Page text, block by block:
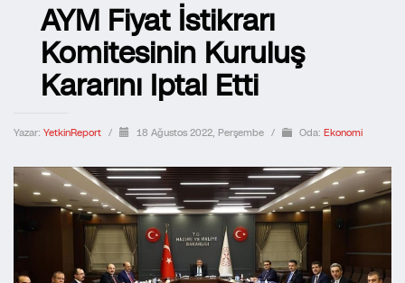
AYM Fiyat İstikrarı
Komitesinin Kuruluş
Kararını Iptal Etti
Yazar: YetkinReport / 18 Ağustos 2022, Perşembe / Oda: Ekonomi